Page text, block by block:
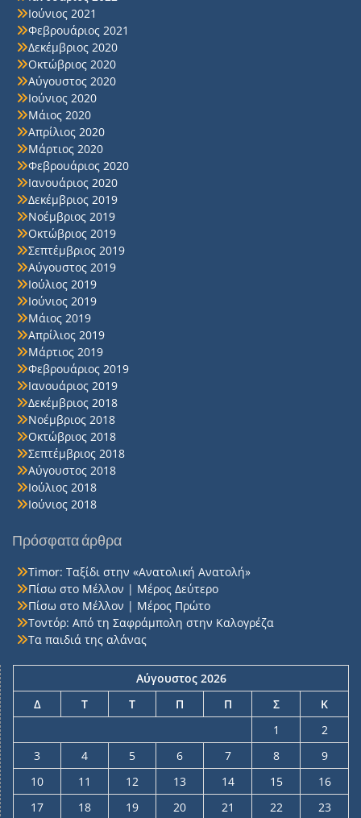
Ιούνιος 2021
Φεβρουάριος 2021
Δεκέμβριος 2020
Οκτώβριος 2020
Αύγουστος 2020
Ιούνιος 2020
Μάιος 2020
Απρίλιος 2020
Μάρτιος 2020
Φεβρουάριος 2020
Ιανουάριος 2020
Δεκέμβριος 2019
Νοέμβριος 2019
Οκτώβριος 2019
Σεπτέμβριος 2019
Αύγουστος 2019
Ιούλιος 2019
Ιούνιος 2019
Μάιος 2019
Απρίλιος 2019
Μάρτιος 2019
Φεβρουάριος 2019
Ιανουάριος 2019
Δεκέμβριος 2018
Νοέμβριος 2018
Οκτώβριος 2018
Σεπτέμβριος 2018
Αύγουστος 2018
Ιούλιος 2018
Ιούνιος 2018
Πρόσφατα άρθρα
Timor: Ταξίδι στην «Ανατολική Ανατολή»
Πίσω στο Μέλλον | Μέρος Δεύτερο
Πίσω στο Μέλλον | Μέρος Πρώτο
Τοντόρ: Από τη Σαφράμπολη στην Καλογρέζα
Τα παιδιά της αλάνας
Αύγουστος 2026
Δ
Τ Τ Π Π Σ
Κ
1
2
3
4 5 6 7 8
9
10
11 12 13 14 15
16
17
18 19 20 21 22
23